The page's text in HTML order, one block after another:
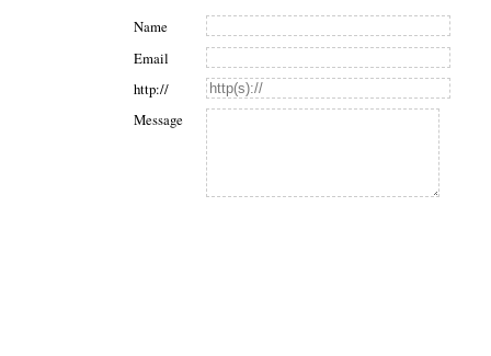
Name
Email
http://
Message